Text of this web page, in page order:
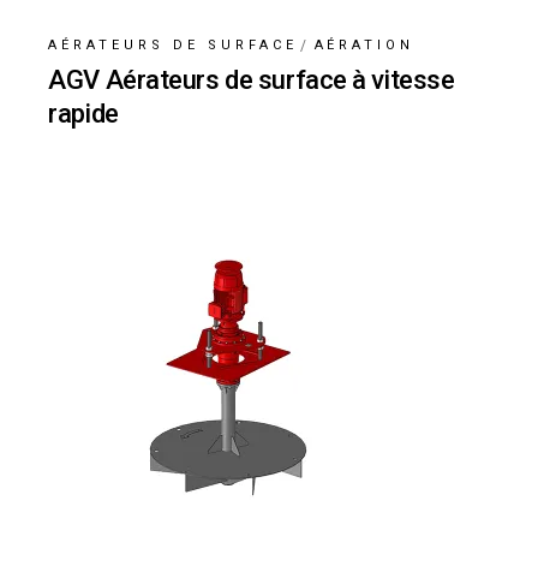
AÉRATEURS DE SURFACE AÉRATION
AGV Aérateurs de surface à vitesse
rapide